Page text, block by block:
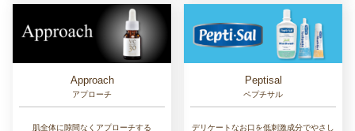
Approach
アプローチ
肌全体に隙間なくアプローチする
Peptisal
ペプチサル
デリケートなお口を低刺激成分でやさし